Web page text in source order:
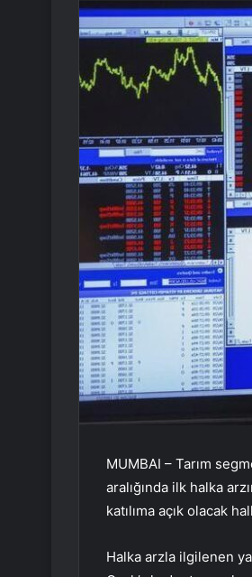
MUMBAI – Tarım
aralığında ilk halka
katılıma açık olacak
Halka arzla ilgilenen